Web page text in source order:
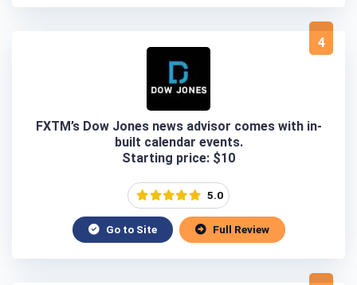
4
FXTM’s Dow Jones news advisor comes with in-
built calendar events.
Starting price: $10
5.0
Go to Site Full Review